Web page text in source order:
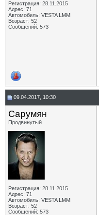
Регистрация: 28.11.2015
Адрес: 71
Автомобиль: VESTA LMM
Возраст: 52
Сообщений: 573
09.04.2017, 10:30
Сарумян
Продвинутый
Регистрация: 28.11.2015
Адрес: 71
Автомобиль: VESTA LMM
Возраст: 52
Сообщений: 573